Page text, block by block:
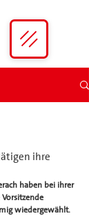
ihre
haben bei ihrer
wiedergewählt.